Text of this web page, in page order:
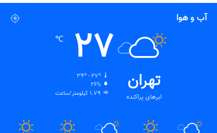
آب و هوا
تهران
ابرهای پراکنده
27
℃
34º - 27º
26%
1.79 کیلومتر/ساعت